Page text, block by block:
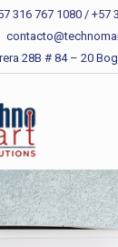
316 767 1080 / +57
28B # 84 – 20